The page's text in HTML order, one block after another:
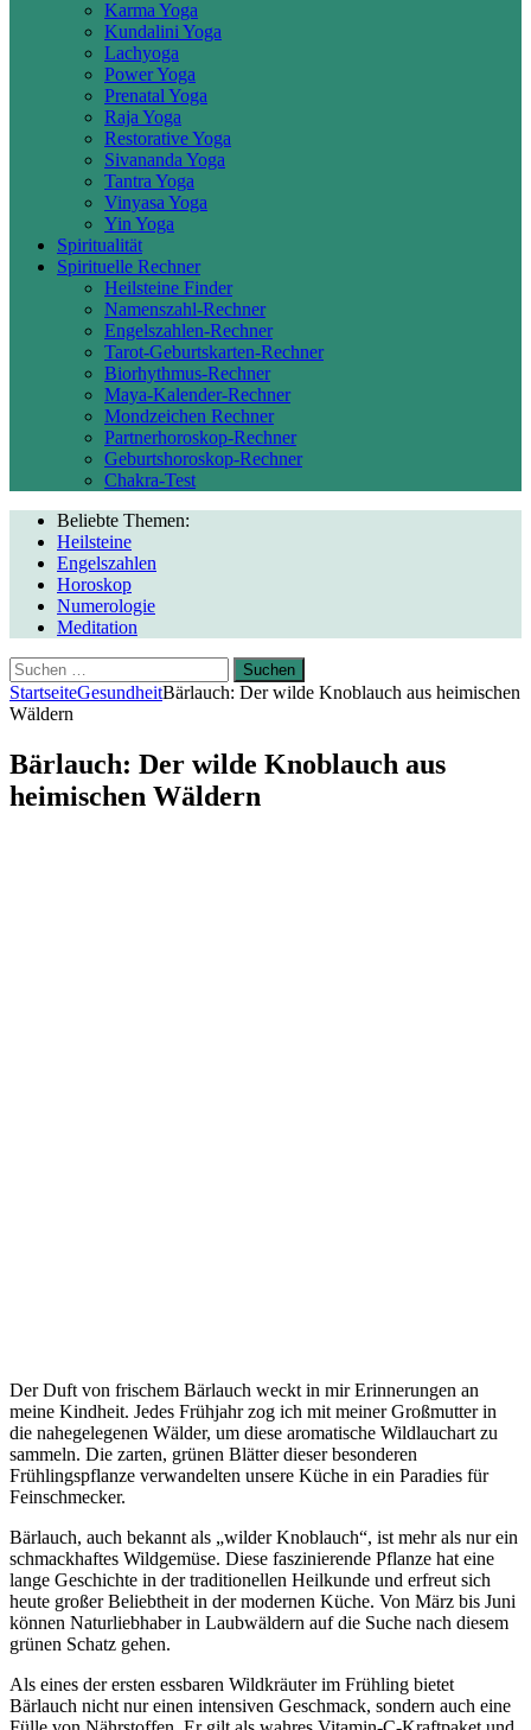
Karma Yoga
Kundalini Yoga
Lachyoga
Power Yoga
Prenatal Yoga
Raja Yoga
Restorative Yoga
Sivananda Yoga
Tantra Yoga
Vinyasa Yoga
Yin Yoga
Spiritualität
Spirituelle Rechner
Heilsteine Finder
Namenszahl-Rechner
Engelszahlen-Rechner
Tarot-Geburtskarten-Rechner
Biorhythmus-Rechner
Maya-Kalender-Rechner
Mondzeichen Rechner
Partnerhoroskop-Rechner
Geburtshoroskop-Rechner
Chakra-Test
Beliebte Themen:
Heilsteine
Engelszahlen
Horoskop
Numerologie
Meditation
Suchen
nach:
StartseiteGesundheitBärlauch: Der wilde Knoblauch aus heimischen
Wäldern
Bärlauch: Der wilde Knoblauch aus
heimischen Wäldern
Der Duft von frischem Bärlauch weckt in mir Erinnerungen an
meine Kindheit. Jedes Frühjahr zog ich mit meiner Großmutter in
die nahegelegenen Wälder, um diese aromatische Wildlauchart zu
sammeln. Die zarten, grünen Blätter dieser besonderen
Frühlingspflanze verwandelten unsere Küche in ein Paradies für
Feinschmecker.
Bärlauch, auch bekannt als „wilder Knoblauch“, ist mehr als nur ein
schmackhaftes Wildgemüse. Diese faszinierende Pflanze hat eine
lange Geschichte in der traditionellen Heilkunde und erfreut sich
heute großer Beliebtheit in der modernen Küche. Von März bis Juni
können Naturliebhaber in Laubwäldern auf die Suche nach diesem
grünen Schatz gehen.
Als eines der ersten essbaren Wildkräuter im Frühling bietet
Bärlauch nicht nur einen intensiven Geschmack, sondern auch eine